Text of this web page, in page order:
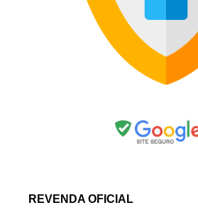
REVENDA OFICIAL